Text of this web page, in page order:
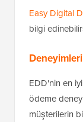
Easy Digital
bilgi
EDD'nin en
ödeme
müşterilerin